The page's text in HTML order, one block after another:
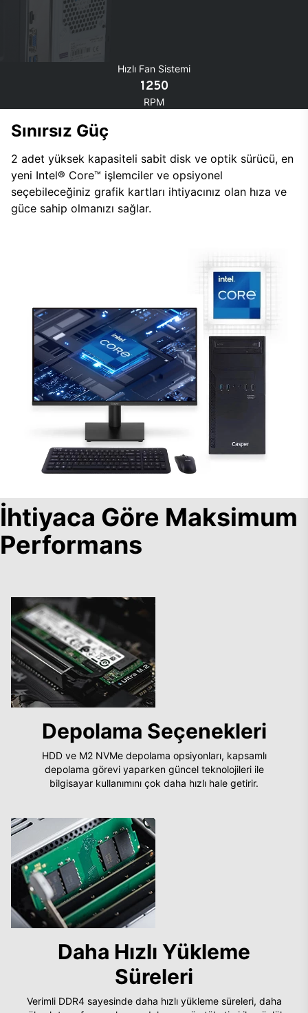
Hızlı Fan Sistemi
1250
RPM
Sınırsız Güç
2 adet yüksek kapasiteli sabit disk ve optik sürücü, en
yeni Intel® Core™ işlemciler ve opsiyonel
seçebileceğiniz grafik kartları ihtiyacınız olan hıza ve
güce sahip olmanızı sağlar.
İhtiyaca Göre Maksimum
Performans
Depolama Seçenekleri
HDD ve M2 NVMe depolama opsiyonları, kapsamlı
depolama görevi yaparken güncel teknolojileri ile
bilgisayar kullanımını çok daha hızlı hale getirir.
Daha Hızlı Yükleme
Süreleri
Verimli DDR4 sayesinde daha hızlı yükleme süreleri, daha